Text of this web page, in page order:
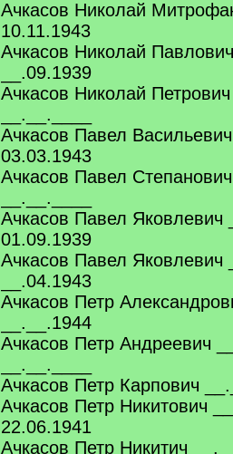
Ачкасов Николай
10.11.1943
Ачкасов Николай
__.09.1939
Ачкасов Николай
__.__.____
Ачкасов Павел
03.03.1943
Ачкасов Павел
__.__.____
Ачкасов Павел Яковлевич
01.09.1939
Ачкасов Павел Яковлевич
__.04.1943
Ачкасов Петр
__.__.1944
Ачкасов Петр Андреевич
__.__.____
Ачкасов Петр Карпович
Ачкасов Петр Никитович
22.06.1941
Ачкасов Петр Никитич